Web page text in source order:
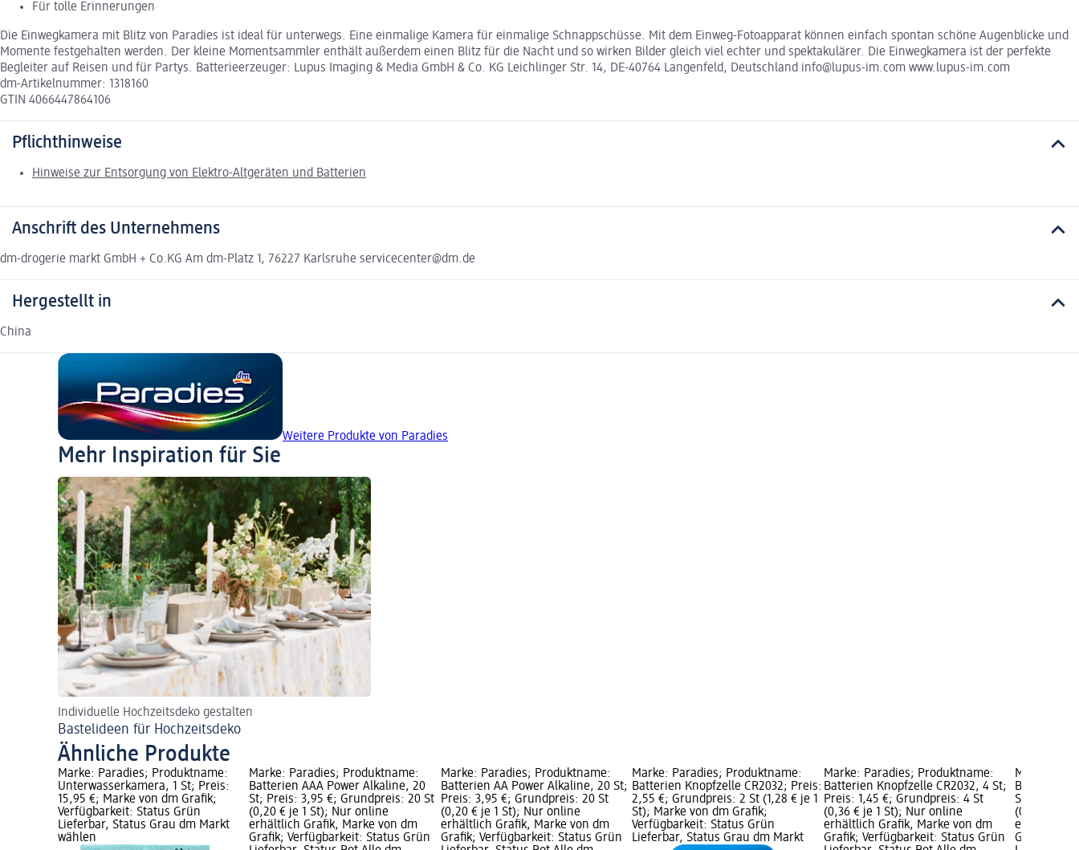
Für tolle Erinnerungen
Die Einwegkamera mit Blitz von Paradies ist ideal für unterwegs. Eine einmalige Kamera für einmalige Schnappschüsse. Mit dem Einweg-Fotoapparat können einfach spontan schöne Augenblicke und
Momente festgehalten werden. Der kleine Momentsammler enthält außerdem einen Blitz für die Nacht und so wirken Bilder gleich viel echter und spektakulärer. Die Einwegkamera ist der perfekte
Begleiter auf Reisen und für Partys. Batterieerzeuger: Lupus Imaging & Media GmbH & Co. KG Leichlinger Str. 14, DE-40764 Langenfeld, Deutschland info@lupus-im.com www.lupus-im.com
dm-Artikelnummer: 1318160
GTIN 4066447864106
Pflichthinweise
Hinweise zur Entsorgung von Elektro-Altgeräten und Batterien
Anschrift des Unternehmens
dm-drogerie markt GmbH + Co.KG Am dm-Platz 1, 76227 Karlsruhe servicecenter@dm.de
Hergestellt in
China
Weitere Produkte von Paradies
Mehr Inspiration für Sie
Individuelle Hochzeitsdeko gestalten
Bastelideen für Hochzeitsdeko
Ähnliche Produkte
Marke: Paradies; Produktname:
Unterwasserkamera, 1 St; Preis:
15,95 €; Marke von dm Grafik;
Verfügbarkeit: Status Grün
Lieferbar, Status Grau dm Markt
wählen
Marke: Paradies; Produktname:
Batterien AAA Power Alkaline, 20
St; Preis: 3,95 €; Grundpreis: 20 St
(0,20 € je 1 St); Nur online
erhältlich Grafik, Marke von dm
Grafik; Verfügbarkeit: Status Grün
Marke: Paradies; Produktname:
Batterien AA Power Alkaline, 20 St;
Preis: 3,95 €; Grundpreis: 20 St
(0,20 € je 1 St); Nur online
erhältlich Grafik, Marke von dm
Grafik; Verfügbarkeit: Status Grün
Marke: Paradies; Produktname:
Batterien Knopfzelle CR2032; Preis:
2,55 €; Grundpreis: 2 St (1,28 € je 1
St); Marke von dm Grafik;
Verfügbarkeit: Status Grün
Lieferbar, Status Grau dm Markt
Marke: Paradies; Produktname:
Batterien Knopfzelle CR2032, 4 St;
Preis: 1,45 €; Grundpreis: 4 St
(0,36 € je 1 St); Nur online
erhältlich Grafik, Marke von dm
Grafik; Verfügbarkeit: Status Grün
Marke:
Baby-
St; Preis:
(0,68 € je 1
erhältlich
Grafik;